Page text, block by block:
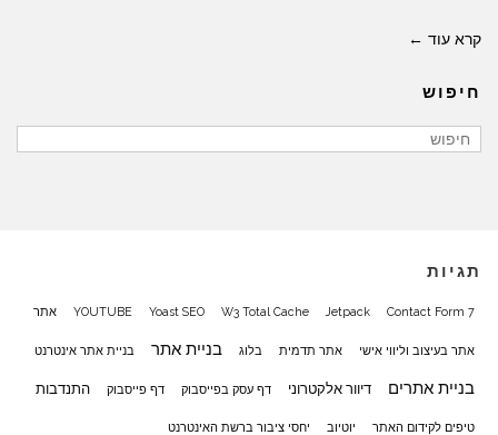
קרא עוד ←
חיפוש
תגיות
Contact Form 7
Jetpack
W3 Total Cache
Yoast SEO
YOUTUBE אתר
אתר בעיצוב וליווי אישי אתר תדמית בלוג בניית אתר בניית אתר אינטרנט
בניית אתרים דיוור אלקטרוני דף עסק בפייסבוק דף פייסבוק התנדבות
טיפים לקידום האתר יוטיוב יחסי ציבור ברשת האינטרנט